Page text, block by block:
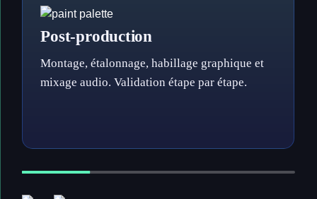
Post-production
Montage, étalonnage, habillage graphique et
mixage audio. Validation étape par étape.